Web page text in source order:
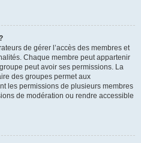
de gérer l’accès des membres et
Chaque membre peut appartenir
peut avoir ses permissions. La
des groupes permet aux
les permissions de plusieurs membres
de modération ou rendre accessible